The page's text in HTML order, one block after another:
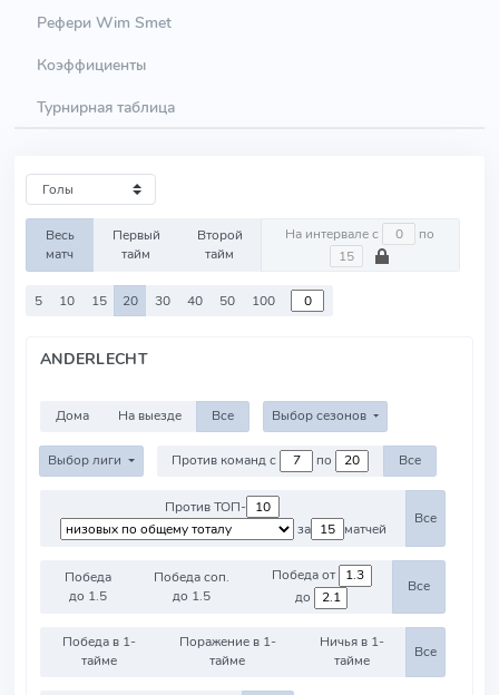
Рефери Wim Smet
Коэффициенты
Турнирная таблица
Весь
матч
Первый
тайм
Второй
тайм
На интервале с по
5 10 15 20 30 40 50 100
ANDERLECHT
Дома На выезде Все Выбор сезонов
Выбор лиги Против команд с по Все
Против ТОП-
за
матчей
Все
Победа
до 1.5
Победа соп.
до 1.5
Победа от
до
Все
Победа в 1-
тайме
Поражение в 1-
тайме
Ничья в 1-
тайме
Все